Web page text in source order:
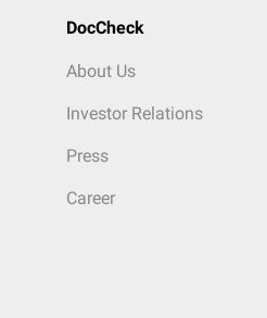
DocCheck
About Us
Investor Relations
Press
Career